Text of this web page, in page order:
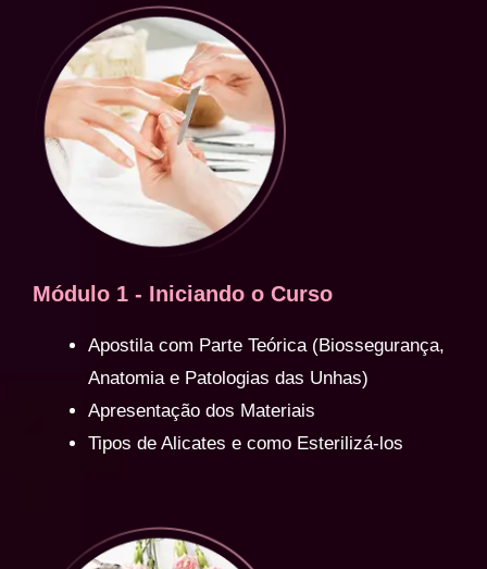
Módulo 1 - Iniciando o Curso
Apostila com Parte Teórica (Biossegurança,
Anatomia e Patologias das Unhas)
Apresentação dos Materiais
Tipos de Alicates e como Esterilizá-los